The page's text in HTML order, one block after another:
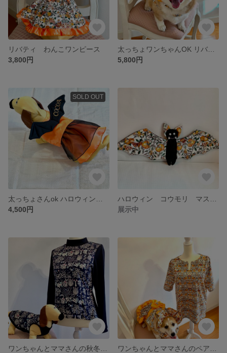
リバティ わんこワンピース
3,800円
5,800円
SOLD OUT
4,500円
展示中